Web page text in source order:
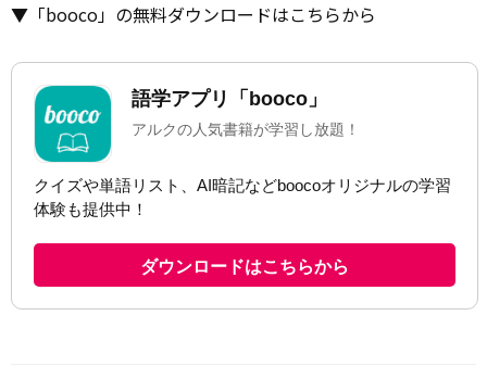
▼「booco」の無料ダウンロードはこちらから